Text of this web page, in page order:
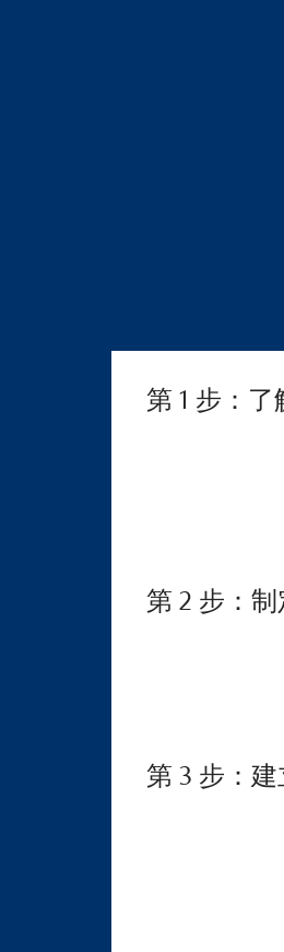
第 1 步：
第 2 步：
第 3 步：